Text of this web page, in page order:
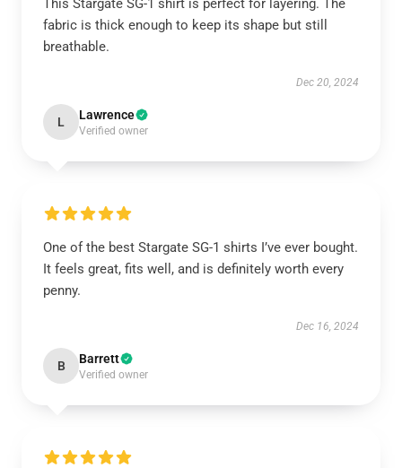
This Stargate SG-1 shirt is perfect for layering. The
fabric is thick enough to keep its shape but still
breathable.
Dec 20, 2024
L Lawrence
Verified owner
One of the best Stargate SG-1 shirts I’ve ever bought.
It feels great, fits well, and is definitely worth every
penny.
Dec 16, 2024
B Barrett
Verified owner